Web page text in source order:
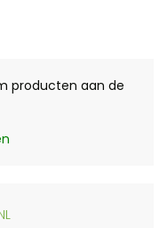
producten aan de